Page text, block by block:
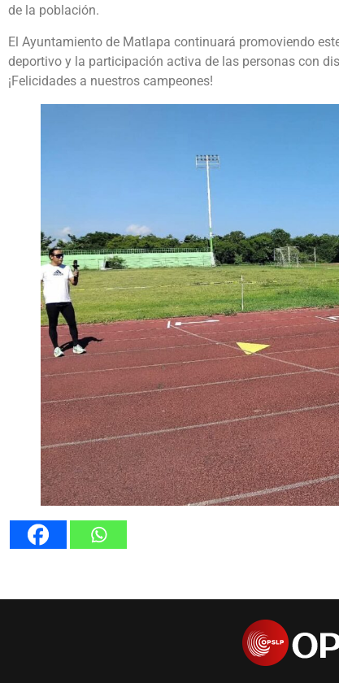
de la población.
El Ayuntamiento de Matlapa continuará promoviendo
deportivo y la participación activa de las personas con
¡Felicidades a nuestros campeones!